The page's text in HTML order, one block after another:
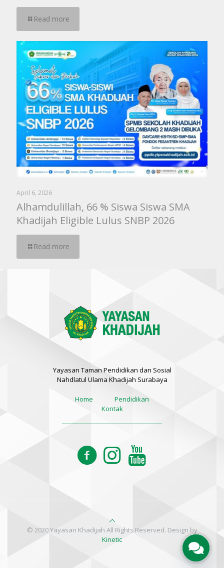
Read more
April 6, 2026
Alhamdulillah, 66 % Siswa Siswa SMA
Khadijah Eligible Lulus SNBP 2026
Read more
Yayasan Taman Pendidikan dan Sosial
Nahdlatul Ulama Khadijah Surabaya
Home
Pendidikan
Kontak
© 2020 Yayasan Khadijah All Rights Reserved. Design by
Kinetic
Open